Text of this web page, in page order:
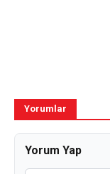
Yorumlar
Yorum Yap